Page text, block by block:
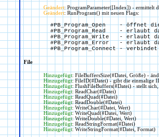
Geändert: ProgramParameter([Index]) - ermittelt
Geändert: RunProgram() mit neuen Flags:
#PB_Program_Open    - öffnet
#PB_Program_Read    - erlaubt
#PB_Program_Write   - erlaubt
#PB_Program_Error   - erlaubt
File
Hinzugefügt: FileBuffersSize(#Datei, Größe) -
Hinzugefügt: FileID(#Datei) - gibt die einmalige
Hinzugefügt: FlushFileBuffers(#Datei) - stellt
Hinzugefügt: ReadChar(#Datei)
Hinzugefügt: ReadQuad(#Datei)
Hinzugefügt: ReadDouble(#Datei)
Hinzugefügt: WriteChar(#Datei, Wert)
Hinzugefügt: WriteQuad(#Datei, Wert)
Hinzugefügt: WriteDouble(#Datei, Wert)
Hinzugefügt: ReadStringFormat(#Datei)
Hinzugefügt: WriteStringFormat(#Datei, Format)